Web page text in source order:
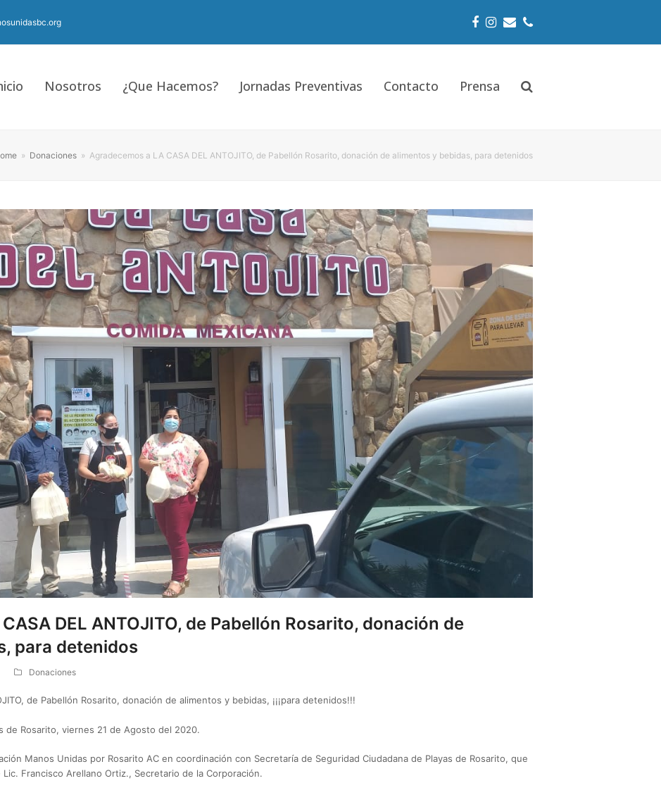
Facebook
Instagram
EmailPhone
Nosotros ¿Que Hacemos? Jornadas Preventivas Contacto Prensa
» Donaciones » Agradecemos a LA CASA DEL ANTOJITO, de Pabellón Rosarito, donación de alimentos y bebidas, para detenidos
DEL ANTOJITO, de Pabellón Rosarito, donación de
para detenidos
Donaciones
de Pabellón Rosarito, donación de alimentos y bebidas, ¡¡¡para detenidos!!!
de Rosarito, viernes 21 de Agosto del 2020.
Manos Unidas por Rosarito AC en coordinación con Secretaría de Seguridad Ciudadana de Playas de Rosarito, que
Lic. Francisco Arellano Ortiz., Secretario de la Corporación.